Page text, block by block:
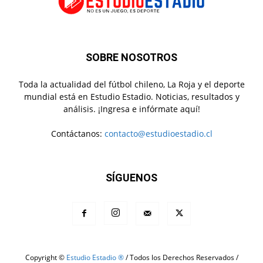
SOBRE NOSOTROS
Toda la actualidad del fútbol chileno, La Roja y el deporte
mundial está en Estudio Estadio. Noticias, resultados y
análisis. ¡Ingresa e infórmate aquí!
Contáctanos: contacto@estudioestadio.cl
SÍGUENOS
Copyright © Estudio Estadio ®/ Todos los Derechos Reservados /